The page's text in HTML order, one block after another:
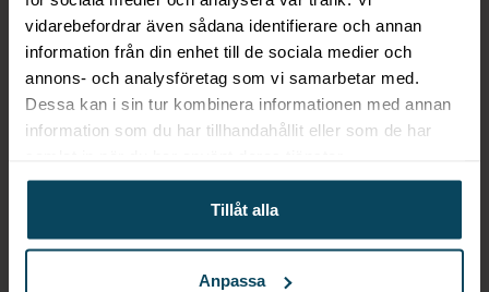
vidarebefordrar även sådana identifierare och annan
information från din enhet till de sociala medier och
annons- och analysföretag som vi samarbetar med.
Dessa kan i sin tur kombinera informationen med annan
information som du har tillhandahållit eller som de har
Tillåt alla
Anpassa
Bar up
Barmatta, svart gummi,
Bar up
Barmatta, svart gummi,